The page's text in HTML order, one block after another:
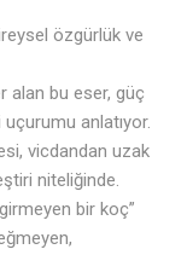
özgürlük ve
alan bu eser, güç
anlatıyor.
vicdandan uzak
niteliğinde.
bir koç”